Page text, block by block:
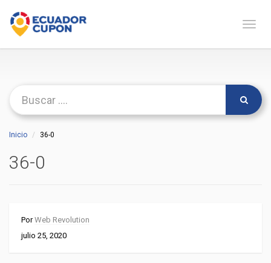
Inicio 36-0
36-0
PorWeb Revolution
julio 25, 2020